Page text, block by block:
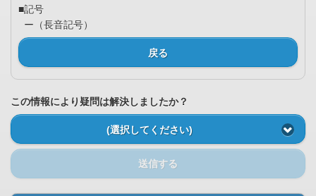
■記号
ー（長音記号）
戻る
この情報により疑問は解決しましたか？
(選択してください)
送信する